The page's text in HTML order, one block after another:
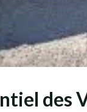
des